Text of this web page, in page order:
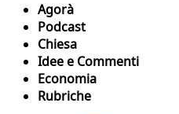
Agorà
Podcast
Chiesa
Idee e Commenti
Economia
Rubriche